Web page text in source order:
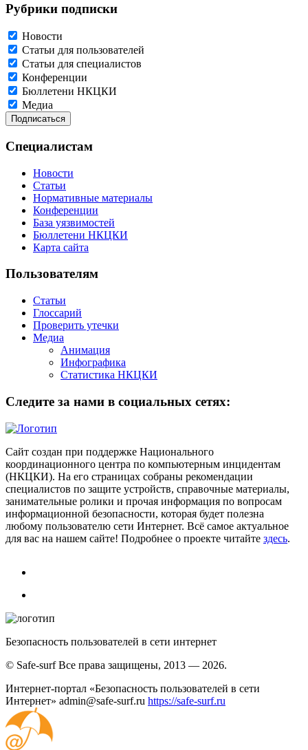
Рубрики подписки
Новости
Статьи для пользователей
Статьи для специалистов
Конференции
Бюллетени НКЦКИ
Медиа
Специалистам
Новости
Статьи
Нормативные материалы
Конференции
База уязвимостей
Бюллетени НКЦКИ
Карта сайта
Пользователям
Статьи
Глоссарий
Проверить утечки
Медиа
Анимация
Инфографика
Статистика НКЦКИ
Следите за нами в социальных сетях:
Сайт создан при поддержке Национального
координационного центра по компьютерным инцидентам
(НКЦКИ). На его страницах собраны рекомендации
специалистов по защите устройств, справочные материалы,
занимательные ролики и прочая информация по вопросам
информационной безопасности, которая будет полезна
любому пользователю сети Интернет. Всё самое актуальное
для вас на нашем сайте! Подробнее о проекте читайте здесь.
Безопасность пользователей в сети интернет
© Safe-surf Все права защищены, 2013 — 2026.
Интернет-портал «Безопасность пользователей в сети
Интернет» admin@safe-surf.ru https://safe-surf.ru